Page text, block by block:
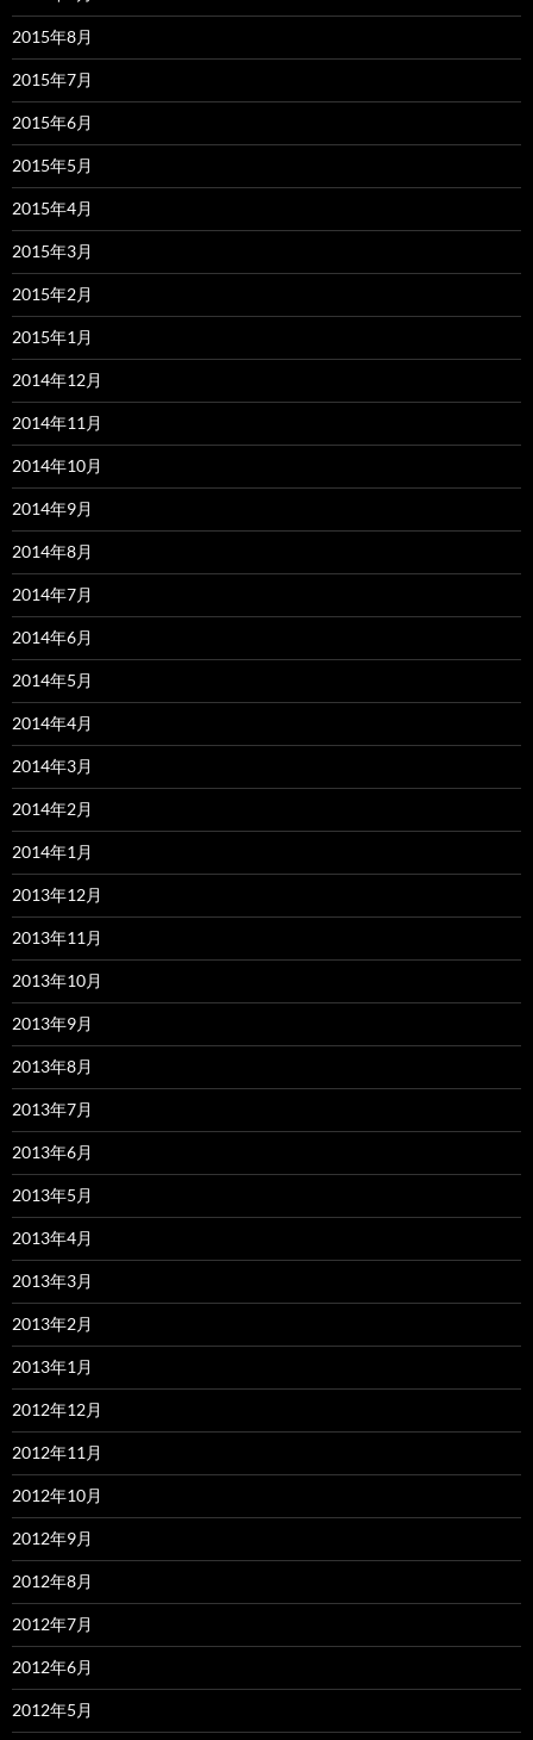
2015年8月
2015年7月
2015年6月
2015年5月
2015年4月
2015年3月
2015年2月
2015年1月
2014年12月
2014年11月
2014年10月
2014年9月
2014年8月
2014年7月
2014年6月
2014年5月
2014年4月
2014年3月
2014年2月
2014年1月
2013年12月
2013年11月
2013年10月
2013年9月
2013年8月
2013年7月
2013年6月
2013年5月
2013年4月
2013年3月
2013年2月
2013年1月
2012年12月
2012年11月
2012年10月
2012年9月
2012年8月
2012年7月
2012年6月
2012年5月